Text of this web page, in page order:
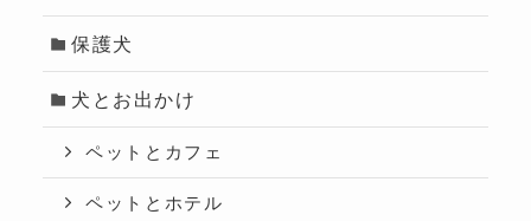
保護犬
犬とお出かけ
ペットとカフェ
ペットとホテル